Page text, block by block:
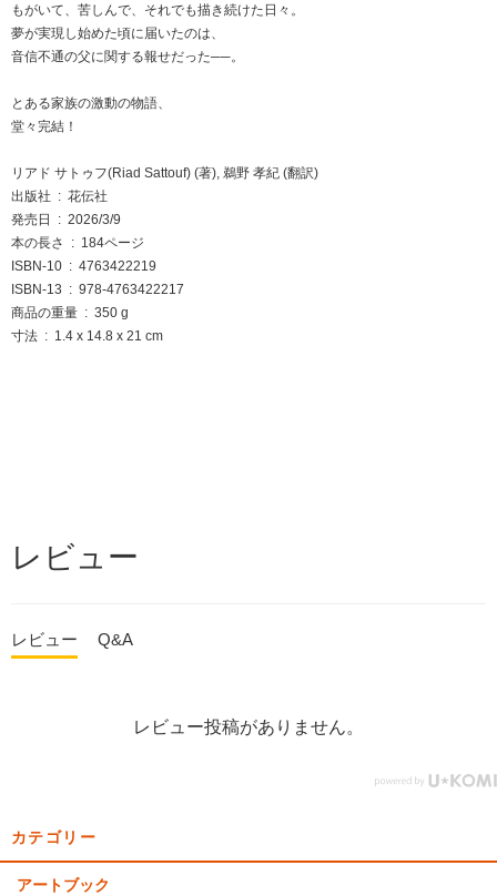
もがいて、苦しんで、それでも描き続けた日々。
夢が実現し始めた頃に届いたのは、
音信不通の父に関する報せだった──。
とある家族の激動の物語、
堂々完結！
リアド サトゥフ(Riad Sattouf) (著), 鵜野 孝紀 (翻訳)
出版社 ‏ : ‎ 花伝社
発売日 ‏ : ‎ 2026/3/9
本の長さ ‏ : ‎ 184ページ
ISBN-10 ‏ : ‎ 4763422219
ISBN-13 ‏ : ‎ 978-4763422217
商品の重量 ‏ : ‎ 350 g
寸法 ‏ : ‎ 1.4 x 14.8 x 21 cm
レビュー
レビュー Q&A
レビュー投稿がありません。
カテゴリー
アートブック